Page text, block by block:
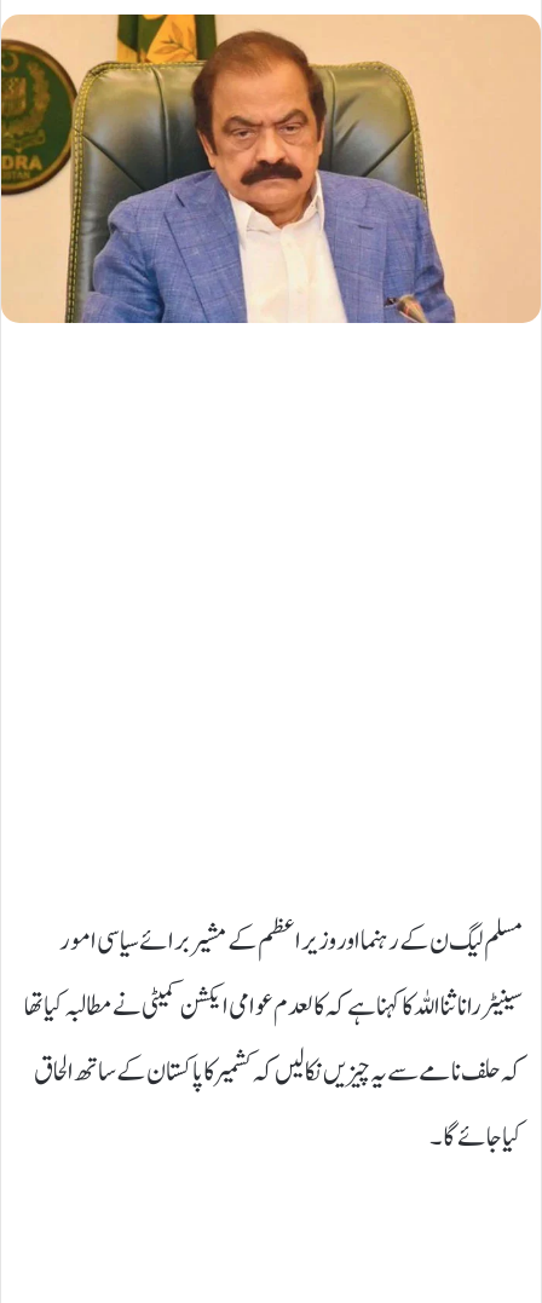
مسلم لیگ ن کے رہنما اور وزیراعظم کے مشیر برائے سیاسی امور
سینیٹر رانا ثنااللہ کا کہنا ہے کہ کالعدم عوامی ایکشن کمیٹی نے مطالبہ کیا تھا
کہ حلف نامے سے یہ چیزیں نکالیں کہ کشمیر کا پاکستان کے ساتھ الحاق
کیا جائےگا۔